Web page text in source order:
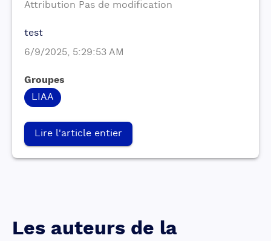
Attribution Pas de modification
test
6/9/2025, 5:29:53 AM
Groupes
LIAA
Lire l'article entier
Les auteurs de la